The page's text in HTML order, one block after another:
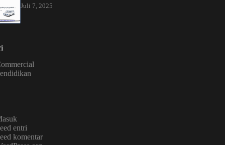
Juli 7, 2025
entri
komentar